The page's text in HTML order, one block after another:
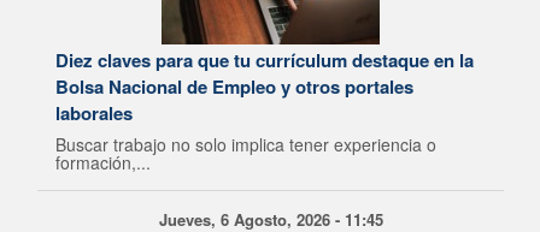
Diez claves para que tu currículum destaque en la
Bolsa Nacional de Empleo y otros portales
laborales
Buscar trabajo no solo implica tener experiencia o
formación,...
Jueves, 6 Agosto, 2026 - 11:45